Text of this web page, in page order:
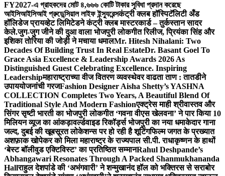
FY2027-এ গ্রাহকদের মোট ৪,৬৬৬ কোটি টাকার সুবিধা প্রদান করেছে
আইসিআইসিআই প্রুডেন্সিয়াল লাইফ ইন্স্যুরেন্সकंट्री क्लब हॉस्पिटॅलिटी अँड
हॉलिडेज प्रायव्हेट लिमिटेडने कंट्री क्लब मास्टरकार्ड – तुर्कस्तान सादर
केले.जुग-जुग जीने की दुआ वाला भोजपुरी लोकगीत रिलीज, प्रियंका सिंह और
इशिका तोरिया की जोड़ी ने मचाया धमालMr. Hitesh Nihalani: Two
Decades Of Building Trust In Real EstateDr. Basant Goel To
Grace Asia Excellence & Leadership Awards 2026 As
Distinguished Guest Celebrating Excellence. Inspiring
Leadershipमहाराष्ट्राच्या वीज वितरण व्यवस्थेवर वाढता ताण : तातडीने
उपाययोजनांची गरजFashion Designer Aisha Shetty’s YASHNA
COLLECTION Completes Two Years, A Beautiful Blend Of
Traditional Style And Modern Fashionएक्ट्रेस माही श्रीवास्तव और
सिंगर सृष्टी भारती का भोजपुरी लोकगीत ‘गवना वीएस खेलवना’ ने पार किया 10
मिलियन व्यूज का आंकड़ावर्ल्डवाइड रिकॉर्ड्स भोजपुरी का नया धमाकेदार गाना
जल्द, दुबई की खूबसूरत लोकेशन्स पर हो रही है शूटिंगफिल्म जगत के प्रख्यात
अशफ़ाक खोपेकर को मिला महाराष्ट्र के राज्यपाल सी.पी. राधाकृष्णन के हाथों
‘बेस्ट बॉलीवुड एक्टिविस्ट’ का प्रतिष्ठित सम्मानRahul Deshpande’s
Abhangawari Resonates Through A Packed Shanmukhananda
Hallराहुल देशपांडे की ‘अभंगवारी’ ने शन्मुखानंद हॉल को भक्तिरस से सराबोर